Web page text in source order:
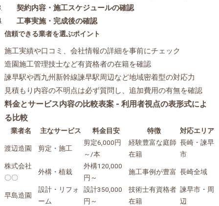
契約内容・施工スケジュールの確認
工事実施・完成後の確認
信頼できる業者を選ぶポイント
施工実績や口コミ、会社情報の詳細を事前にチェック
造園施工管理技士など有資格者の在籍を確認
諫早駅や西九州新幹線諫早駅周辺など地域密着型の対応力
見積もり内容の不明点は必ず質問し、追加費用の有無を確認
料金とサービス内容の比較表案 - 利用者視点の表形式によ
る比較
業者名 主なサービス 料金目安 特徴 対応エリア
渡辺造園 剪定・施工
剪定6,000円
～/本
経験豊富な庭師
在籍
長崎・諫早
市
株式会社
〇〇
外構・植栽
外構120,000
円～
施工事例が豊富 長崎全域
早島造園
設計・リフォ
ーム
設計350,000
円～
技術士有資格者
在籍
諫早市・周
辺